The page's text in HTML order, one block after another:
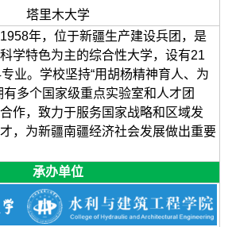
塔里木大学
年，位于新疆生产建设兵团，是
学特色为主的综合性大学，设有21
业。学校坚持“用胡杨精神育人、为
有多个国家级重点实验室和人才团
作，致力于服务国家战略和区域发
，为新疆南疆经济社会发展做出重要
承办单位